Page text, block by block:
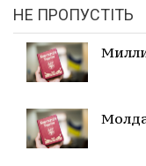
НЕ ПРОПУСТІТЬ